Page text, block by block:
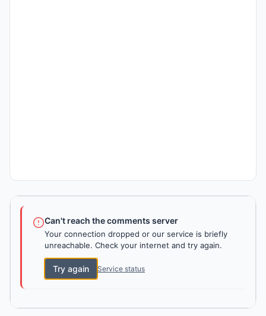
Can't reach the comments server
Your connection dropped or our service is briefly
unreachable. Check your internet and try again.
Try again Service status